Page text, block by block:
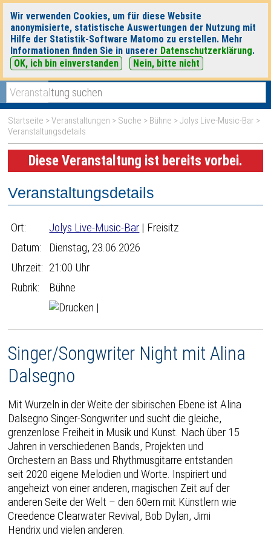
Wir verwenden Cookies, um für diese Website
anonymisierte, statistische Auswertungen der Nutzung mit
Hilfe der Statistik-Software Matomo zu erstellen. Mehr
Informationen finden Sie in unserer Datenschutzerklärung.
OK, ich bin einverstanden
Nein, bitte nicht
heute|morgen|
Startseite >Veranstaltungen > Suche > Bühne >Jolys Live-Music-Bar >
Veranstaltungsdetails
Diese Veranstaltung ist bereits vorbei.
Veranstaltungsdetails
Ort: Jolys Live-Music-Bar | Freisitz
Datum:
Dienstag, 23.06.2026
Uhrzeit: 21:00 Uhr
Rubrik:
Bühne
|
Singer/Songwriter Night mit Alina
Dalsegno
Mit Wurzeln in der Weite der sibirischen Ebene ist Alina
Dalsegno Singer-Songwriter und sucht die gleiche,
grenzenlose Freiheit in Musik und Kunst. Nach über 15
Jahren in verschiedenen Bands, Projekten und
Orchestern an Bass und Rhythmusgitarre entstanden
seit 2020 eigene Melodien und Worte. Inspiriert und
angeheizt von einer anderen, magischen Zeit auf der
anderen Seite der Welt – den 60ern mit Künstlern wie
Creedence Clearwater Revival, Bob Dylan, Jimi
Hendrix und vielen anderen.